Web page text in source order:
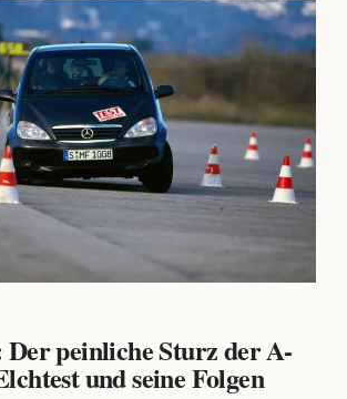
Der peinliche Sturz der A-
und seine Folgen